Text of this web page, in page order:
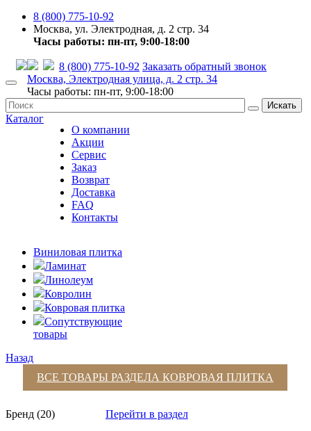
8 (800) 775-10-92
Москва, ул. Электродная, д. 2 стр. 34
Часы работы: пн-пт, 9:00-18:00
8 (800) 775-10-92 Заказать обратный звонок
Москва, Электродная улица, д. 2 стр. 34
Часы работы: пн-пт, 9:00-18:00
Искать
Каталог
О компании
Акции
Сервис
Заказ
Возврат
Доставка
FAQ
Контакты
Виниловая плитка
Ламинат
Линолеум
Ковролин
Ковровая плитка
Сопутствующие
товары
Назад
ВСЕ ТОВАРЫ РАЗДЕЛА КОВРОВАЯ ПЛИТКА
Бренд (20)
Перейти в раздел